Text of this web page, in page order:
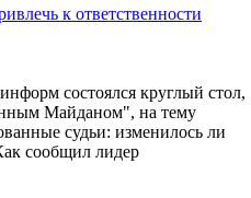
к ответственности
состоялся круглый стол,
Майданом", на тему
судьи: изменилось ли
сообщил лидер